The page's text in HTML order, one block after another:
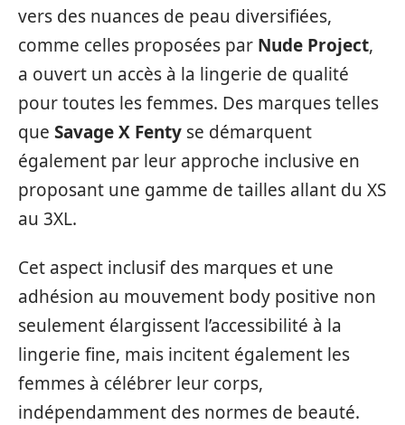
vers des nuances de peau diversifiées,
comme celles proposées par Nude Project,
a ouvert un accès à la lingerie de qualité
pour toutes les femmes. Des marques telles
que Savage X Fenty se démarquent
également par leur approche inclusive en
proposant une gamme de tailles allant du XS
au 3XL.
Cet aspect inclusif des marques et une
adhésion au mouvement body positive non
seulement élargissent l’accessibilité à la
lingerie fine, mais incitent également les
femmes à célébrer leur corps,
indépendamment des normes de beauté.